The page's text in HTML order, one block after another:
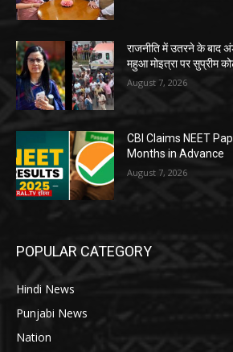
राजनीति में उतरने के बाद
महुआ मोइत्रा पर सुप्रीम
August 7, 2026
CBI Claims NEET
Months in Advance
August 7, 2026
POPULAR CATEGORY
Hindi News
Punjabi News
Nation